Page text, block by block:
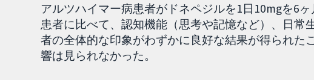
アルツハイマー病患者がドネペジルを1日10mgを6
患者に比べて、認知機能（思考や記憶など）、日常
者の全体的な印象がわずかに良好な結果が得られた
響は見られなかった。